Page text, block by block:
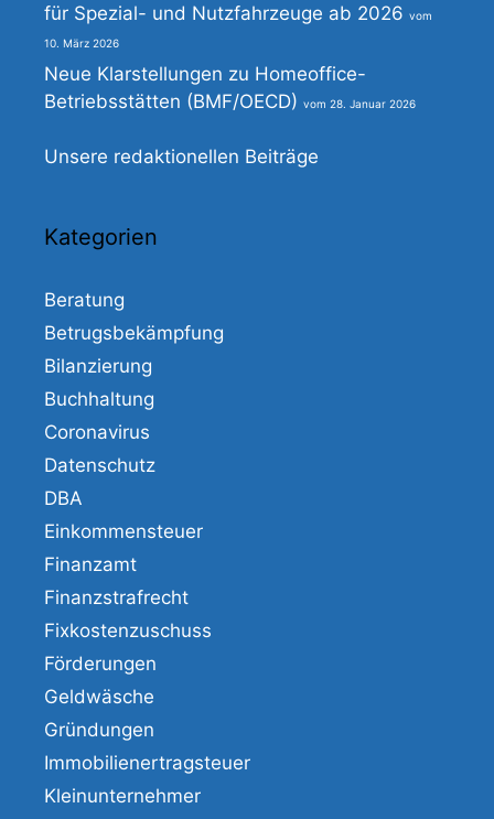
für Spezial- und Nutzfahrzeuge ab 2026
10. März 2026
Neue Klarstellungen zu Homeoffice-
Betriebsstätten (BMF/OECD)
28. Januar 2026
Unsere redaktionellen Beiträge
Kategorien
Beratung
Betrugsbekämpfung
Bilanzierung
Buchhaltung
Coronavirus
Datenschutz
DBA
Einkommensteuer
Finanzamt
Finanzstrafrecht
Fixkostenzuschuss
Förderungen
Geldwäsche
Gründungen
Immobilienertragsteuer
Kleinunternehmer